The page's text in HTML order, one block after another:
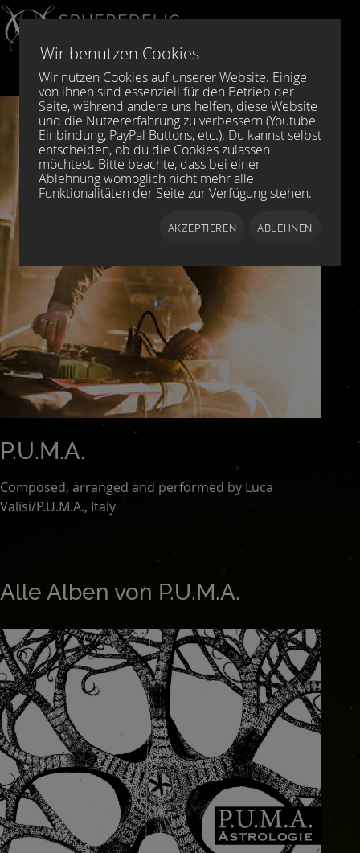
Sprache auswählen
P.U.M.A.
Composed, arranged and performed by Luca
Valisi/P.U.M.A., Italy
Alle Alben von P.U.M.A.
Wir benutzen Cookies
Wir nutzen Cookies auf unserer Website. Einige
von ihnen sind essenziell für den Betrieb der
Seite, während andere uns helfen, diese Website
und die Nutzererfahrung zu verbessern (Youtube
Einbindung, PayPal Buttons, etc.). Du kannst selbst
entscheiden, ob du die Cookies zulassen
möchtest. Bitte beachte, dass bei einer
Ablehnung womöglich nicht mehr alle
Funktionalitäten der Seite zur Verfügung stehen.
AKZEPTIEREN ABLEHNEN